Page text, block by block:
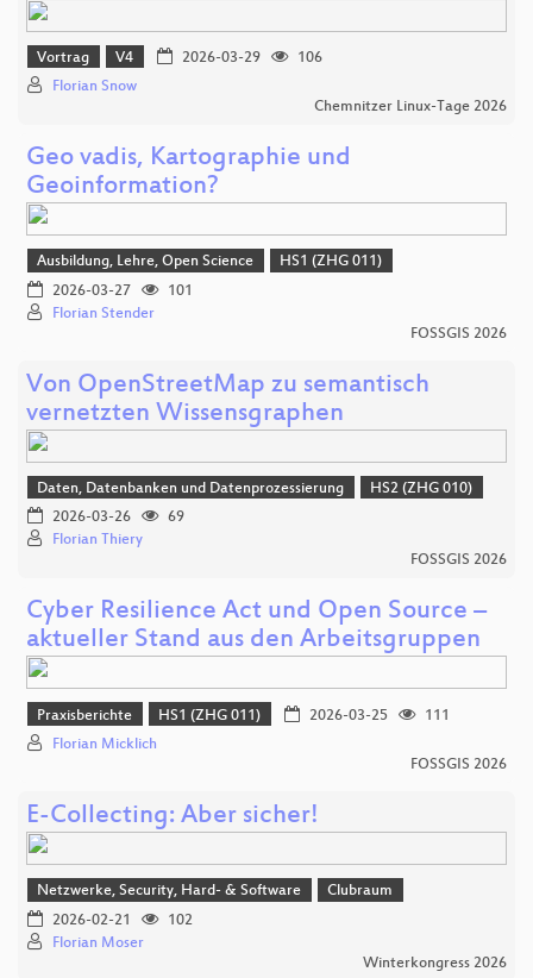
Vortrag V4 2026-03-29
106
Florian Snow
Chemnitzer Linux-Tage 2026
Geo vadis, Kartographie und
Geoinformation?
Ausbildung, Lehre, Open Science
HS1 (ZHG 011)
2026-03-27
101
Florian Stender
FOSSGIS 2026
Von OpenStreetMap zu semantisch
vernetzten Wissensgraphen
Daten, Datenbanken und Datenprozessierung
HS2 (ZHG 010)
2026-03-26
69
Florian Thiery
FOSSGIS 2026
Cyber Resilience Act und Open Source –
aktueller Stand aus den Arbeitsgruppen
Praxisberichte HS1 (ZHG 011) 2026-03-25
111
Florian Micklich
FOSSGIS 2026
E-Collecting: Aber sicher!
Netzwerke, Security, Hard- & Software
Clubraum
2026-02-21
102
Florian Moser
Winterkongress 2026